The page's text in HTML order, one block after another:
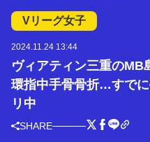
Vリーグ女子
2024.11.24 13:44
ヴィアティン三重のMB
環指中手骨骨折…すで
リ中
SHARE